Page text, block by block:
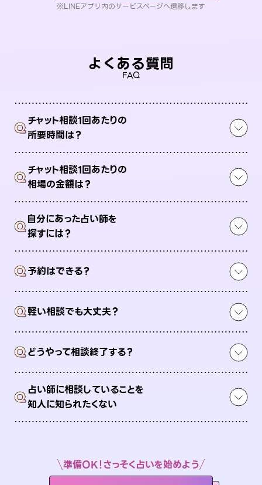
※LINEアプリ内のサービスページへ遷移します
よくある質問
FAQ
Qチャット相談1回あたりの
所要時間は？
Qチャット相談1回あたりの
相場の金額は？
Q自分にあった占い師を
探すには？
Q予約はできる？
Q軽い相談でも大丈夫？
Qどうやって相談終了する？
Q占い師に相談していることを
知人に知られたくない
準備OK！さっそく占いを始めよう